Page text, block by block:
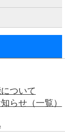
ついて
らせ（一覧）